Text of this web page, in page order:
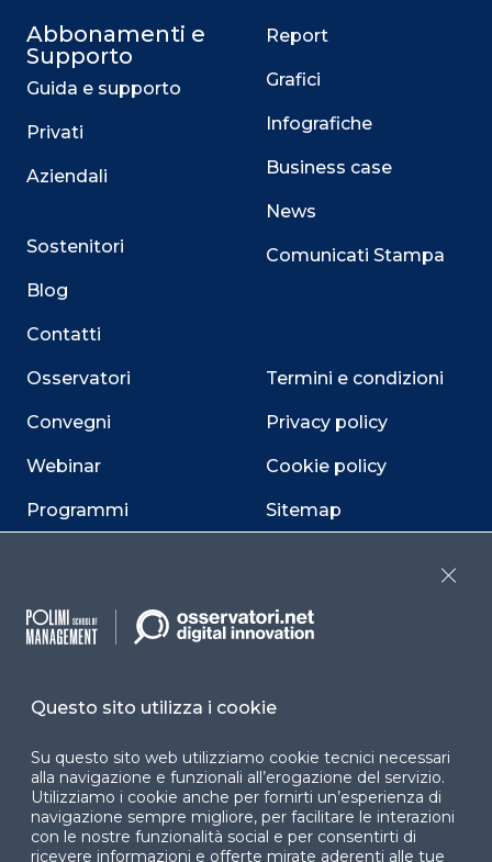
Abbonamenti e
Supporto
Guida e supporto
Privati
Aziendali
Sostenitori
Blog
Contatti
Osservatori
Convegni
Webinar
Programmi
Report
Grafici
Infografiche
Business case
News
Comunicati Stampa
Termini e condizioni
Privacy policy
Cookie policy
Sitemap
Cookie Center
YouTube X
Questo sito utilizza i cookie
Su questo sito web utilizziamo cookie tecnici necessari
alla navigazione e funzionali all’erogazione del servizio.
Utilizziamo i cookie anche per fornirti un’esperienza di
navigazione sempre migliore, per facilitare le interazioni
con le nostre funzionalità social e per consentirti di
ricevere informazioni e offerte mirate aderenti alle tue